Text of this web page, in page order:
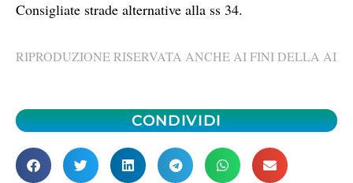
Consigliate strade alternative alla ss 34.
RIPRODUZIONE RISERVATA ANCHE AI FINI DELLA AI
CONDIVIDI